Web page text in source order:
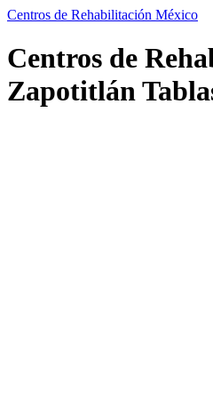
Centros de Rehabilitación México
Centros de
Zapotitlán